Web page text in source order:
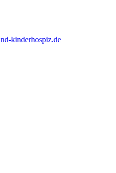
kinderhospiz.de